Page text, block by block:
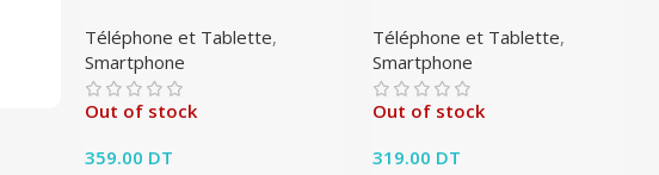
Téléphone et Tablette,
Smartphone
Out of stock
359.00 DT
Téléphone et Tablette,
Smartphone
Out of stock
319.00 DT